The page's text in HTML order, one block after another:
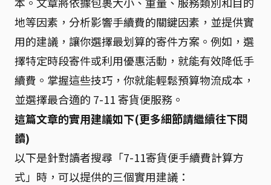
地等因素，分析影響手續費的關鍵因素，並提供實
用的建議，讓你選擇最划算的寄件方案。例如，選
擇特定時段寄件或利用優惠活動，就能有效降低手
續費。掌握這些技巧，你就能輕鬆預算物流成本，
並選擇最合適的 7-11 寄貨便服務。
這篇文章的實用建議如下(更多細節請繼續往下閱
讀)
以下是針對讀者搜尋「7-11寄貨便手續費計算方
式」時，可以提供的三個實用建議：